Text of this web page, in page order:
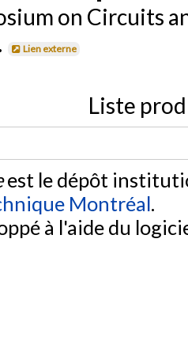
on Circuits
Lien externe
Liste
est le dépôt
Montréal.
à l'aide du